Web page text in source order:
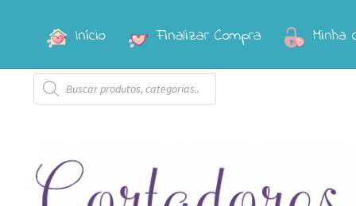
Pular
navegação
Pular
conteúdo
Início Finalizar Compra Minha
Pesquisar
produtos